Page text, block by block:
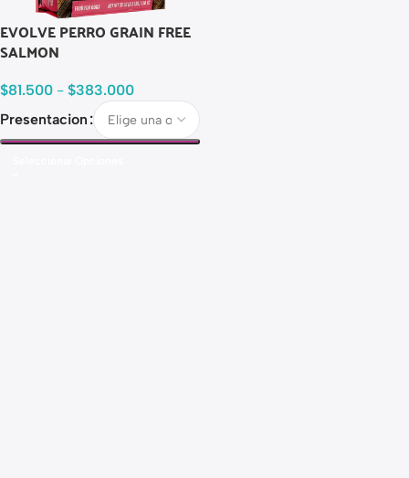
EVOLVE PERRO GRAIN FREE
SALMON
$81.500 - $383.000
Presentacion